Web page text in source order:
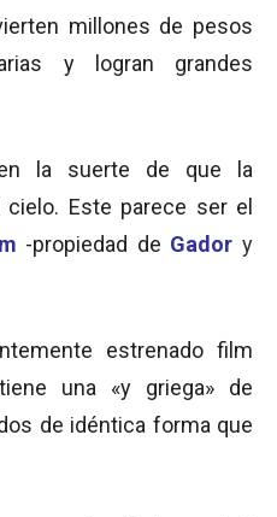
millones de pesos
y logran grandes
la suerte de que la
Este parece ser el
-propiedad de Gadory
estrenado film
una «y griega» de
de idéntica forma que